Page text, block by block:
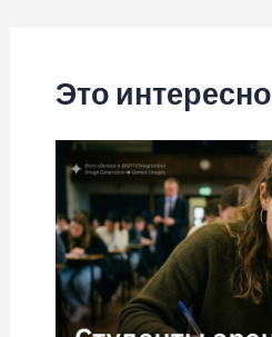
Это интересно